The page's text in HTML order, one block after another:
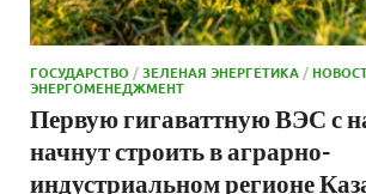
ГОСУДАРСТВО /ЗЕЛЕНАЯ ЭНЕРГЕТИКА /
ЭНЕРГОМЕНЕДЖМЕНТ
Первую гигаваттную ВЭС с
начнут строить в аграрно-
индустриальном регионе